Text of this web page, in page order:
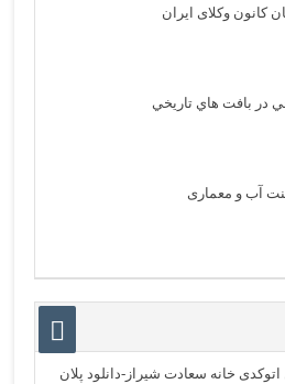
کانون وکلای ایران
در بافت هاي تاريخي
آب و معماری
اتوکدی خانه سعادت شیراز-دانلود پلان